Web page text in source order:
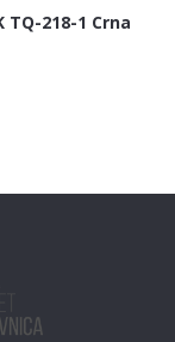
TQ-218-1 Crna